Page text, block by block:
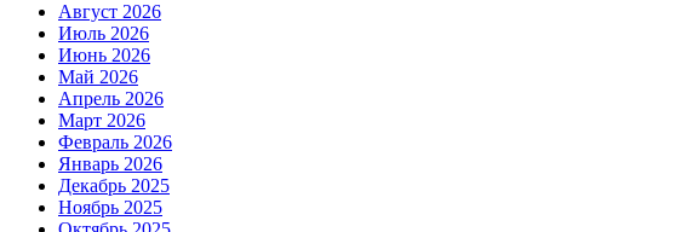
Август 2026
Июль 2026
Июнь 2026
Май 2026
Апрель 2026
Март 2026
Февраль 2026
Январь 2026
Декабрь 2025
Ноябрь 2025